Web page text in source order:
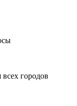
городов